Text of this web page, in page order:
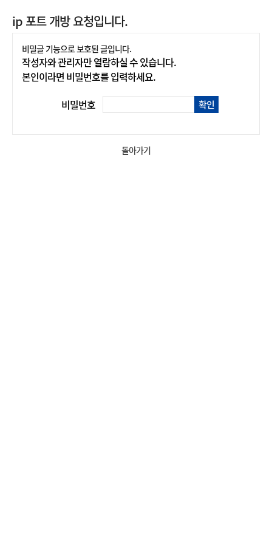
ip 포트 개방 요청입니다.
비밀글 기능으로 보호된 글입니다.
작성자와 관리자만 열람하실 수 있습니다.
본인이라면 비밀번호를 입력하세요.
비밀번호
확인
돌아가기